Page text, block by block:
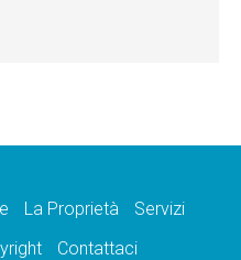
La Proprietà
Servizi
Contattaci